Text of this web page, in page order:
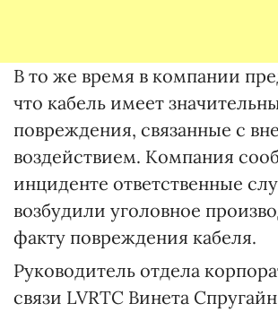
В то же время в компании
что кабель имеет
повреждения, связанные с
воздействием. Компания
инциденте ответственные
возбудили уголовное
факту повреждения кабеля.
Руководитель отдела
связи LVRTC Винета